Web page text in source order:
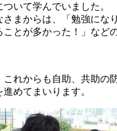
いて学んでいました。
まからは、「勉強にな
ことが多かった！」など
これからも自助、共助の
めてまいります。